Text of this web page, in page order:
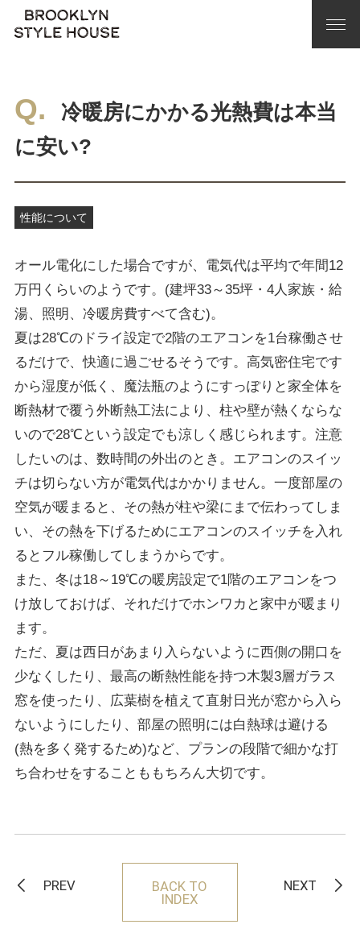
冷暖房にかかる光熱費は本当
に安い?
性能について
オール電化にした場合ですが、電気代は平均で年間12
万円くらいのようです。(建坪33～35坪・4人家族・給
湯、照明、冷暖房費すべて含む)。
夏は28℃のドライ設定で2階のエアコンを1台稼働させ
るだけで、快適に過ごせるそうです。高気密住宅です
から湿度が低く、魔法瓶のようにすっぽりと家全体を
断熱材で覆う外断熱工法により、柱や壁が熱くならな
いので28℃という設定でも涼しく感じられます。注意
したいのは、数時間の外出のとき。エアコンのスイッ
チは切らない方が電気代はかかりません。一度部屋の
空気が暖まると、その熱が柱や梁にまで伝わってしま
い、その熱を下げるためにエアコンのスイッチを入れ
るとフル稼働してしまうからです。
また、冬は18～19℃の暖房設定で1階のエアコンをつ
け放しておけば、それだけでホンワカと家中が暖まり
ます。
ただ、夏は西日があまり入らないように西側の開口を
少なくしたり、最高の断熱性能を持つ木製3層ガラス
窓を使ったり、広葉樹を植えて直射日光が窓から入ら
ないようにしたり、部屋の照明には白熱球は避ける
(熱を多く発するため)など、プランの段階で細かな打
ち合わせをすることももちろん大切です。
PREV
BACK TO
INDEX
NEXT